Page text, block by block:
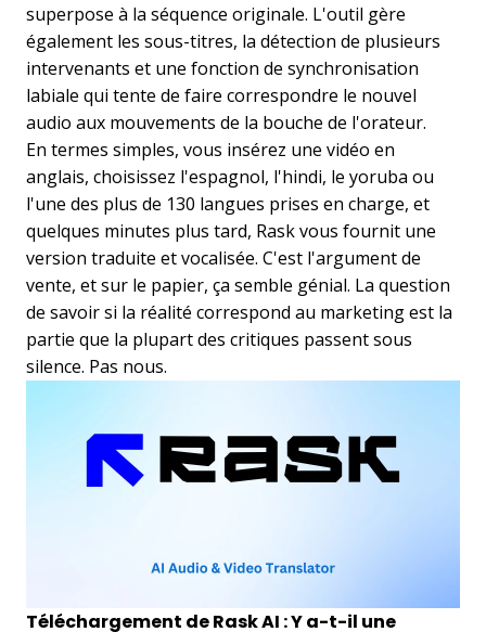
superpose à la séquence originale. L'outil gère
également les sous-titres, la détection de plusieurs
intervenants et une fonction de synchronisation
labiale qui tente de faire correspondre le nouvel
audio aux mouvements de la bouche de l'orateur.
En termes simples, vous insérez une vidéo en
anglais, choisissez l'espagnol, l'hindi, le yoruba ou
l'une des plus de 130 langues prises en charge, et
quelques minutes plus tard, Rask vous fournit une
version traduite et vocalisée. C'est l'argument de
vente, et sur le papier, ça semble génial. La question
de savoir si la réalité correspond au marketing est la
partie que la plupart des critiques passent sous
silence. Pas nous.
Téléchargement de Rask AI : Y a-t-il une